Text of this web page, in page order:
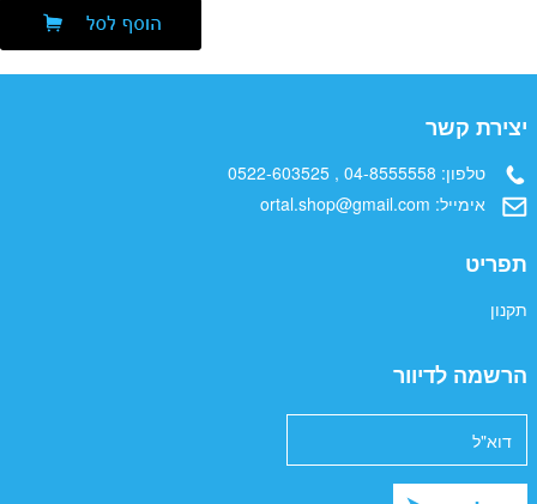
יצירת קשר
טלפון: 04-8555558 , 0522-603525
אימייל: ortal.shop@gmail.com
תפריט
תקנון
הרשמה לדיוור